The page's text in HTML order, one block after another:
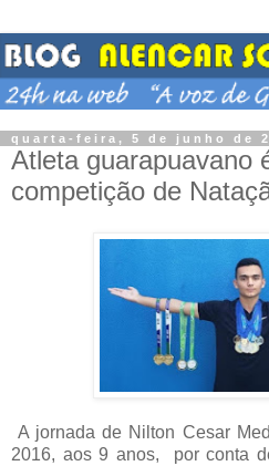
quarta-feira, 5 de junho de
Atleta guarapuavano
competição de
A jornada de Nilton Cesar
2016, aos 9 anos, por conta